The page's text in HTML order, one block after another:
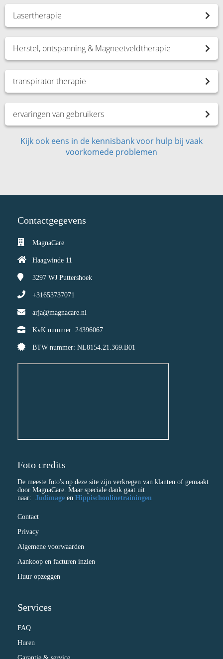
Lasertherapie
Herstel, ontspanning & Magneetveldtherapie
transpirator therapie
ervaringen van gebruikers
Kijk ook eens in de kennisbank voor hulp bij vaak
voorkomede problemen
Contactgegevens
MagnaCare
Haagwinde 11
3297 WJ Puttershoek
+31653737071
arja@magnacare.nl
KvK nummer: 24396067
BTW nummer: NL8154.21.369.B01
Foto credits
De meeste foto's op deze site zijn verkregen van klanten of gemaakt
door MagnaCare. Maar speciale dank gaat uit
naar: Judimage en Hippischonlinetrainingen
Contact
Privacy
Algemene voorwaarden
Aankoop en facturen inzien
Huur opzeggen
Services
FAQ
Huren